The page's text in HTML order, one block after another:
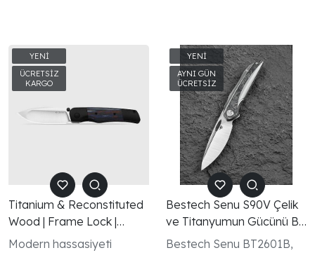
Titanium & Reconstituted
Wood | Frame Lock |
KizerB™
Modern hassasiyeti
Bestech Senu S90V Çelik
ve Titanyumun Gücünü Bir
Araya Getiren Premium
Bestech Senu BT2601B,